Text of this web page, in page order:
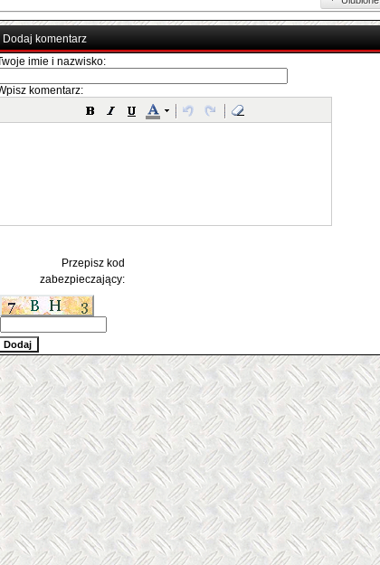
Dodaj komentarz
imie i nazwisko:
komentarz:
Przepisz kod
zabezpieczający: